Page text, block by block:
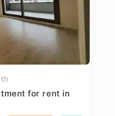
for rent in